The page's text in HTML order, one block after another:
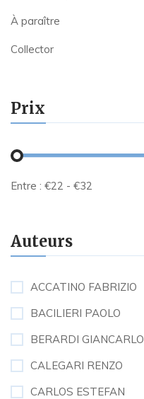
À paraître
Collector
Prix
Entre : €22 - €32
Auteurs
ACCATINO FABRIZIO
BACILIERI PAOLO
BERARDI GIANCARLO
CALEGARI RENZO
CARLOS ESTEFAN